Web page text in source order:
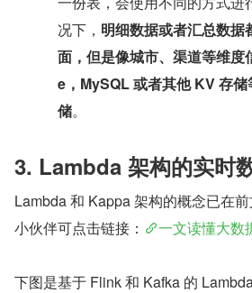
况下， 明细数据或者汇总数
面，但是像城市、渠道等维
e，MySQL 或者其他 KV 存
储。
3. Lambda 架构的实时
Lambda 和 Kappa 架构的概念已在
小伙伴可点击链接：
一文读懂大数
下图是基于 Flink 和 Kafka 的